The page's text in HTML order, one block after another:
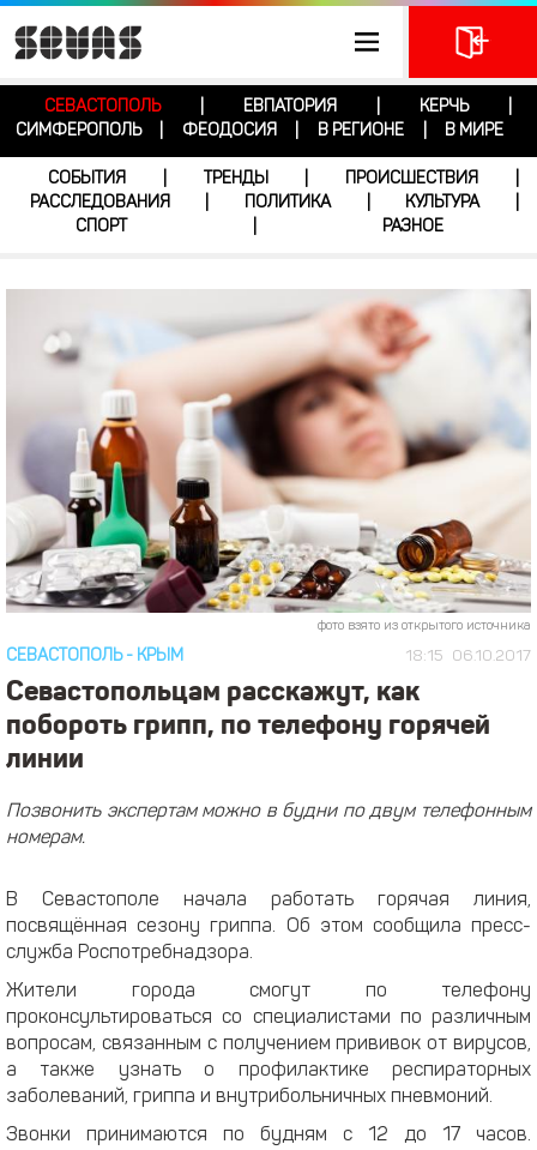
СЕВАСТОПОЛЬ ЕВПАТОРИЯ КЕРЧЬ
СИМФЕРОПОЛЬ
ФЕОДОСИЯ В РЕГИОНЕ В МИРЕ
СОБЫТИЯ ТРЕНДЫ ПРОИСШЕСТВИЯ
РАССЛЕДОВАНИЯ
ПОЛИТИКА КУЛЬТУРА
СПОРТ
РАЗНОЕ
фото взято из открытого источника
18:15 06.10.2017
СЕВАСТОПОЛЬ- КРЫМ
Севастопольцам расскажут, как
побороть грипп, по телефону горячей
линии
Позвонить экспертам можно в будни по двум телефонным
номерам.
В Севастополе начала работать горячая линия,
посвящённая сезону гриппа. Об этом сообщила пресс-
служба Роспотребнадзора.
Жители города смогут по телефону
проконсультироваться со специалистами по различным
вопросам, связанным с получением прививок от вирусов,
а также узнать о профилактике респираторных
заболеваний, гриппа и внутрибольничных пневмоний.
Звонки принимаются по будням с 12 до 17 часов.